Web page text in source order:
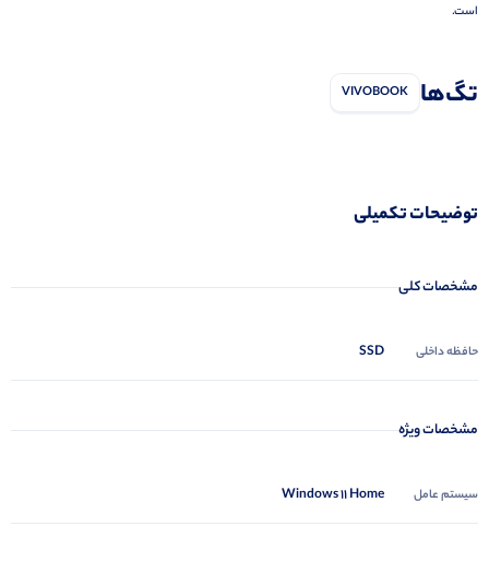
است.
تگ‌ها VIVOBOOK
توضیحات تکمیلی
مشخصات کلی
حافظه داخلی SSD
مشخصات ویژه
سیستم عامل Windows 11 Home